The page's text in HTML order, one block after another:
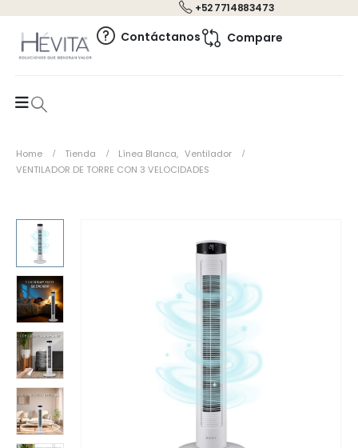
+52 7714883473
Contáctanos Compare
Home Tienda Línea Blanca, Ventilador
VENTILADOR DE TORRE CON 3 VELOCIDADES